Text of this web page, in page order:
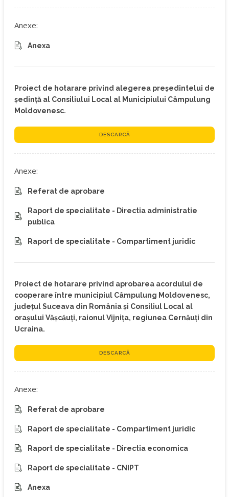
Anexe:
Anexa
Proiect de hotarare privind alegerea preşedintelui de
şedință al Consiliului Local al Municipiului Câmpulung
Moldovenesc.
DESCARCĂ
Anexe:
Referat de aprobare
Raport de specialitate - Directia administratie
publica
Raport de specialitate - Compartiment juridic
Proiect de hotarare privind aprobarea acordului de
cooperare între municipiul Câmpulung Moldovenesc,
județul Suceava din România și Consiliul Local al
orașului Vășcăuți, raionul Vijnița, regiunea Cernăuți din
Ucraina.
DESCARCĂ
Anexe:
Referat de aprobare
Raport de specialitate - Compartiment juridic
Raport de specialitate - Directia economica
Raport de specialitate - CNIPT
Anexa